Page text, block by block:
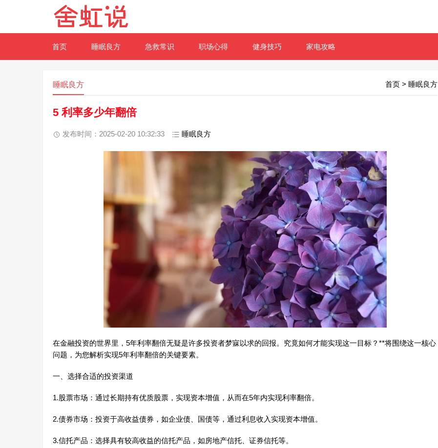
首页 睡眠良方 急救常识 职场心得 健身技巧 家电攻略
首页 > 睡眠良方
睡眠良方
5 利率多少年翻倍
发布时间：2025-02-20 10:32:33 睡眠良方
在金融投资的世界里，5年利率翻倍无疑是许多投资者梦寐以求的回报。究竟如何才能实现这一目标？**将围绕这一核心
问题，为您解析实现5年利率翻倍的关键要素。
一、选择合适的投资渠道
1.股票市场：通过长期持有优质股票，实现资本增值，从而在5年内实现利率翻倍。
2.债券市场：投资于高收益债券，如企业债、国债等，通过利息收入实现资本增值。
3.信托产品：选择具有较高收益的信托产品，如房地产信托、证券信托等。